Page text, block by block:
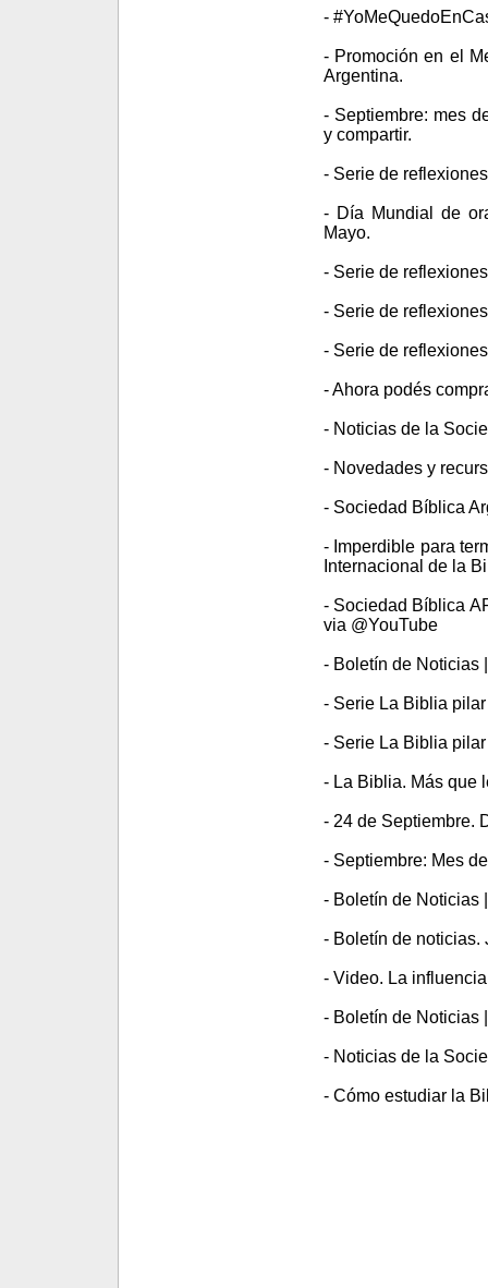
-
- Promoción en el
Argentina.
- Septiembre: mes
y compartir.
- Serie de
- Día Mundial de
Mayo.
- Serie de
- Serie de
- Serie de
- Ahora podés
- Noticias de la
- Novedades y
- Sociedad Bíblica
- Imperdible para
Internacional de la
- Sociedad Bíblica
via @YouTube
- Boletín de Noticias
- Serie La Biblia
- Serie La Biblia
- La Biblia. Más que
- 24 de Septiembre.
- Septiembre: Mes
- Boletín de Noticias
- Boletín de noticias.
- Video. La
- Boletín de Noticias
- Noticias de la
- Cómo estudiar la